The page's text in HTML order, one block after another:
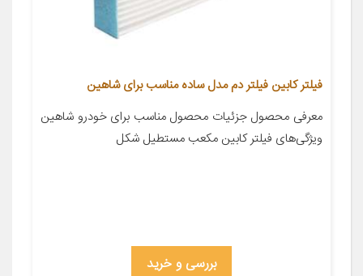
فیلتر کابین فیلتر دم مدل ساده مناسب برای شاهین
معرفی محصول جزئیات محصول مناسب برای خودرو شاهین
ویژگی‌های فیلتر کابین مکعب مستطیل شکل
بررسی و خرید